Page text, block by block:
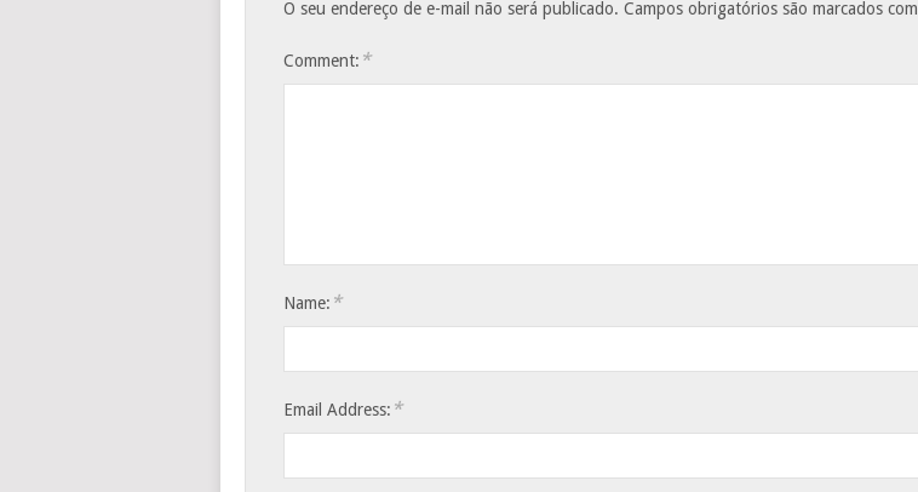
O seu endereço de e-mail não será publicado. Campos obrigatórios são marcados com
Comment: *
Name: *
Email Address: *